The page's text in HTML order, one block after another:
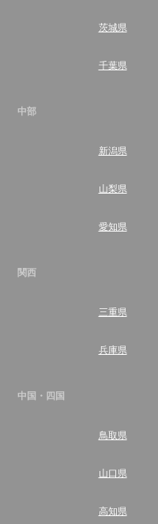
茨城県
千葉県
中部
新潟県
山梨県
愛知県
関西
三重県
兵庫県
中国・四国
鳥取県
山口県
高知県